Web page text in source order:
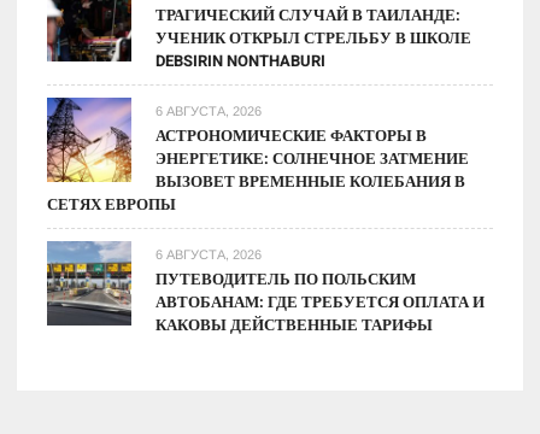
ТРАГИЧЕСКИЙ СЛУЧАЙ В ТАИЛАНДЕ:
УЧЕНИК ОТКРЫЛ СТРЕЛЬБУ В ШКОЛЕ
DEBSIRIN NONTHABURI
6 АВГУСТА, 2026
АСТРОНОМИЧЕСКИЕ ФАКТОРЫ В
ЭНЕРГЕТИКЕ: СОЛНЕЧНОЕ ЗАТМЕНИЕ
ВЫЗОВЕТ ВРЕМЕННЫЕ КОЛЕБАНИЯ В
СЕТЯХ ЕВРОПЫ
6 АВГУСТА, 2026
ПУТЕВОДИТЕЛЬ ПО ПОЛЬСКИМ
АВТОБАНАМ: ГДЕ ТРЕБУЕТСЯ ОПЛАТА И
КАКОВЫ ДЕЙСТВЕННЫЕ ТАРИФЫ